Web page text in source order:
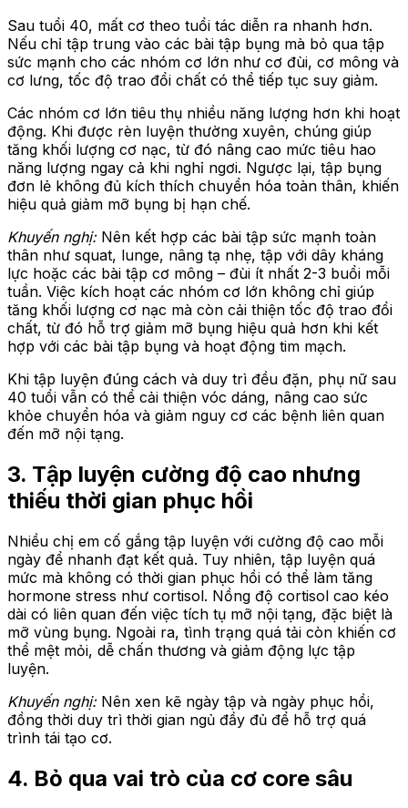
Sau tuổi 40, mất cơ theo tuổi tác diễn ra nhanh hơn.
Nếu chỉ tập trung vào các bài tập bụng mà bỏ qua tập
sức mạnh cho các nhóm cơ lớn như cơ đùi, cơ mông và
cơ lưng, tốc độ trao đổi chất có thể tiếp tục suy giảm.
Các nhóm cơ lớn tiêu thụ nhiều năng lượng hơn khi hoạt
động. Khi được rèn luyện thường xuyên, chúng giúp
tăng khối lượng cơ nạc, từ đó nâng cao mức tiêu hao
năng lượng ngay cả khi nghỉ ngơi. Ngược lại, tập bụng
đơn lẻ không đủ kích thích chuyển hóa toàn thân, khiến
hiệu quả giảm mỡ bụng bị hạn chế.
Khuyến nghị: Nên kết hợp các bài tập sức mạnh toàn
thân như squat, lunge, nâng tạ nhẹ, tập với dây kháng
lực hoặc các bài tập cơ mông – đùi ít nhất 2-3 buổi mỗi
tuần. Việc kích hoạt các nhóm cơ lớn không chỉ giúp
tăng khối lượng cơ nạc mà còn cải thiện tốc độ trao đổi
chất, từ đó hỗ trợ giảm mỡ bụng hiệu quả hơn khi kết
hợp với các bài tập bụng và hoạt động tim mạch.
Khi tập luyện đúng cách và duy trì đều đặn, phụ nữ sau
40 tuổi vẫn có thể cải thiện vóc dáng, nâng cao sức
khỏe chuyển hóa và giảm nguy cơ các bệnh liên quan
đến mỡ nội tạng.
3. Tập luyện cường độ cao nhưng
thiếu thời gian phục hồi
Nhiều chị em cố gắng tập luyện với cường độ cao mỗi
ngày để nhanh đạt kết quả. Tuy nhiên, tập luyện quá
mức mà không có thời gian phục hồi có thể làm tăng
hormone stress như cortisol. Nồng độ cortisol cao kéo
dài có liên quan đến việc tích tụ mỡ nội tạng, đặc biệt là
mỡ vùng bụng. Ngoài ra, tình trạng quá tải còn khiến cơ
thể mệt mỏi, dễ chấn thương và giảm động lực tập
luyện.
Khuyến nghị: Nên xen kẽ ngày tập và ngày phục hồi,
đồng thời duy trì thời gian ngủ đầy đủ để hỗ trợ quá
trình tái tạo cơ.
4. Bỏ qua vai trò của cơ core sâu